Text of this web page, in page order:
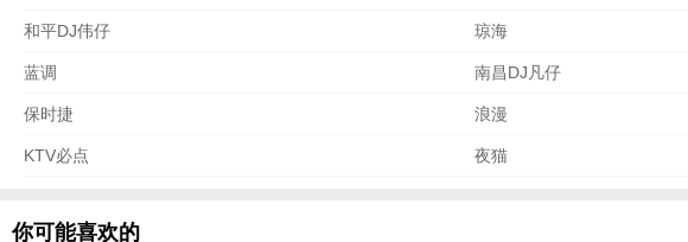
和平DJ伟仔 琼海
蓝调 南昌DJ凡仔
保时捷 浪漫
KTV必点 夜猫
你可能喜欢的